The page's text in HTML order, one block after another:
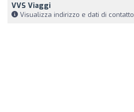
VVS Viaggi
Visualizza indirizzo e dati di contatto